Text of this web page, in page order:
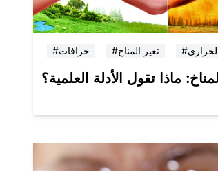
#خرافات #تغير المناخ
ماذا تقول الأدلة العلمية؟